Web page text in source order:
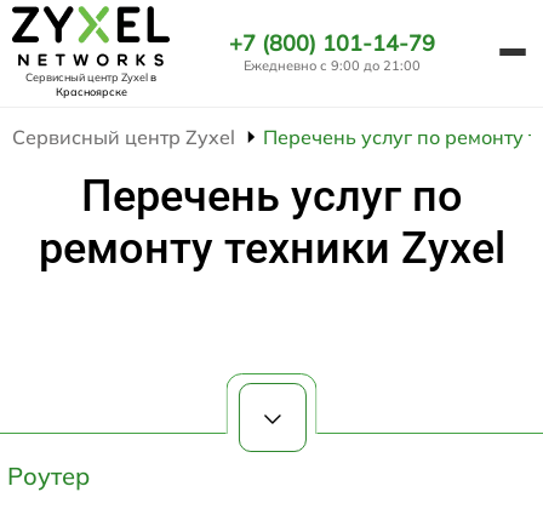
Сервисный центр Zyxelв
Красноярске
+7 (800) 101-14-79
Ежедневно с 9:00 до 21:00
Сервисный центр Zyxel Перечень услуг по ремонту
Перечень услуг по
ремонту техники Zyxel
Роутер